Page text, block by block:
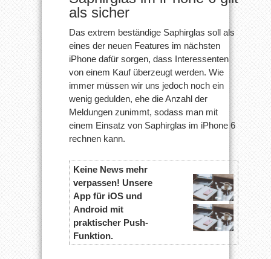
als sicher
Das extrem beständige Saphirglas soll als
eines der neuen Features im nächsten
iPhone dafür sorgen, dass Interessenten
von einem Kauf überzeugt werden. Wie
immer müssen wir uns jedoch noch ein
wenig gedulden, ehe die Anzahl der
Meldungen zunimmt, sodass man mit
einem Einsatz von Saphirglas im iPhone 6
rechnen kann.
Keine News mehr
verpassen! Unsere
App für iOS und
Android mit
praktischer Push-
Funktion.